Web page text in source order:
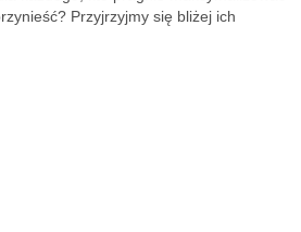
Przyjrzyjmy się bliżej ich